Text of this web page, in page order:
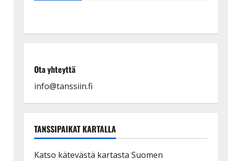
Ota yhteyttä
info@tanssiin.fi
TANSSIPAIKAT KARTALLA
Katso kätevästä kartasta Suomen